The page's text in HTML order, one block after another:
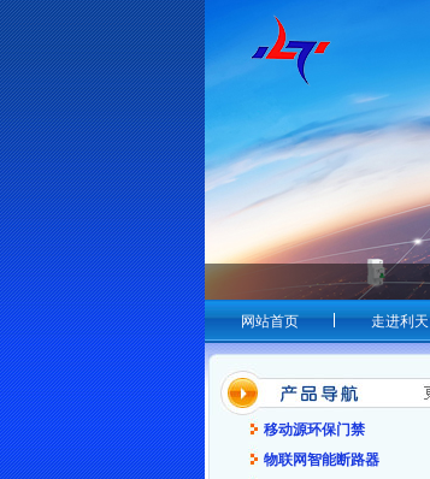
网站首页 走进利天
移动源环保门禁
物联网智能断路器